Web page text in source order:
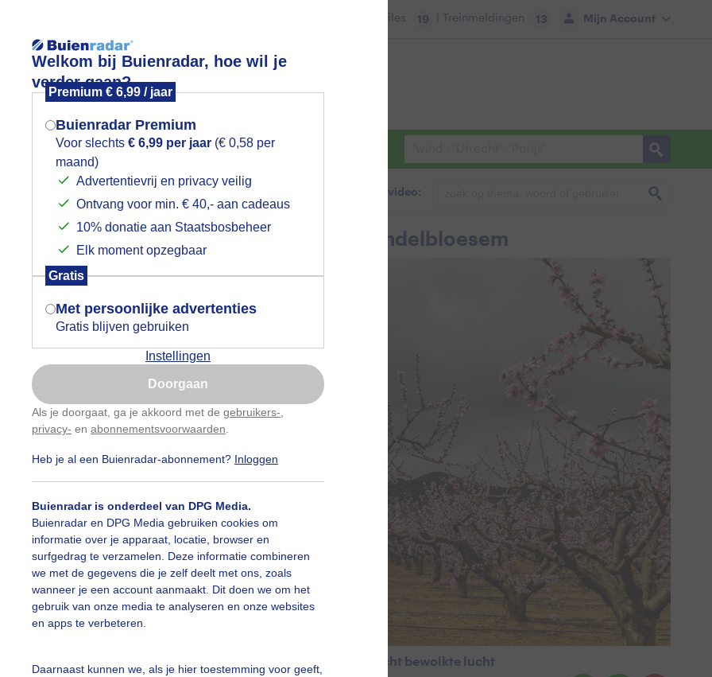
Welkom bij Buienradar, hoe wil je
verder gaan?
Premium € 6,99 / jaar
Buienradar Premium
Voor slechts € 6,99 per jaar (€ 0,58 per
maand)
Advertentievrij en privacy veilig
Ontvang voor min. € 40,- aan cadeaus
10% donatie aan Staatsbosbeheer
Elk moment opzegbaar
Gratis
Met persoonlijke advertenties
Gratis blijven gebruiken
Instellingen
Doorgaan
Als je doorgaat, ga je akkoord met de gebruikers-
privacy- en abonnementsvoorwaarden
Heb je al een Buienradar-abonnement? Inloggen
Buienradar is onderdeel van DPG Media.
Buienradar en DPG Media gebruiken cookies om
informatie over je apparaat, locatie, browser en
surfgedrag te verzamelen. Deze informatie combineren
we met de gegevens die je zelf deelt met ons, zoals
wanneer je een account aanmaakt. Dit doen we om het
gebruik van onze media te analyseren en onze websites
en apps te verbeteren.
Daarnaast kunnen we, als je hier toestemming voor geeft,
Mijn Account
Files 19 | Treinmeldingen 13
Foto en video Weerzine
Zoeken in foto & video:
bewolkt en uitbundig bloeiende amandelbloesem
bloeiende roze amandelbloesem kleurt fraai tegen de licht bewolkte lucht
Mogen we je locatie gebruiken voor
het weer?
Indien je hier nog geen akkoord op hebt
gegeven, verschijnt er zo een pop-up uit
je browser waarin deze toestemming
gevraagd wordt.
Is goed, toon de popup
Nu niet, misschien later
Gebruik je Safari en wil je niet elke dag deze pop-up
Klikhierom dit aan te passen